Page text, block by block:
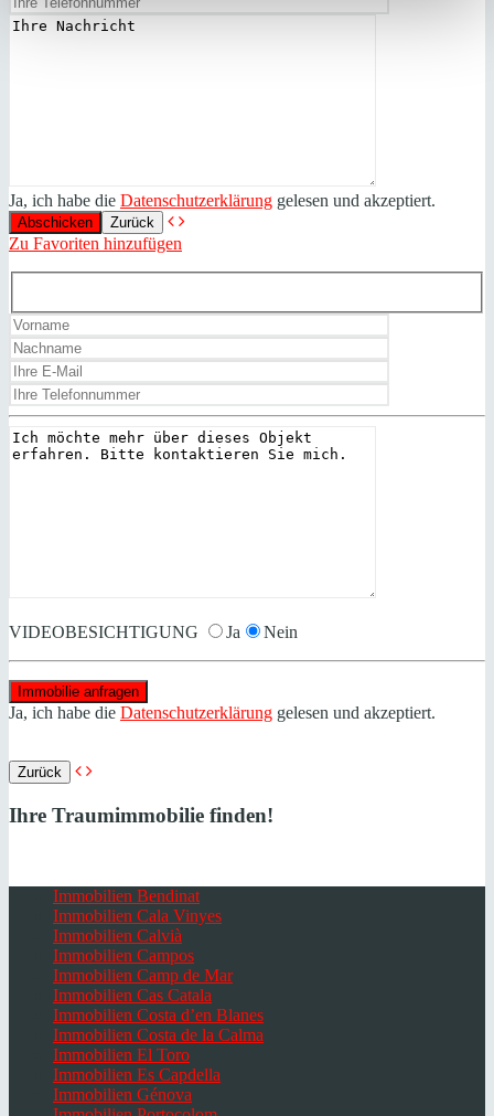
Ja, ich habe die Datenschutzerklärung gelesen und akzeptiert.
Zurück
Zu Favoriten hinzufügen
VIDEOBESICHTIGUNG Ja Nein
Ja, ich habe die Datenschutzerklärung gelesen und akzeptiert.
Zurück
Ihre Traumimmobilie finden!
Immobilien Bendinat
Immobilien Cala Vinyes
Immobilien Calvià
Immobilien Campos
Immobilien Camp de Mar
Immobilien Cas Catala
Immobilien Costa d’en Blanes
Immobilien Costa de la Calma
Immobilien El Toro
Immobilien Es Capdella
Immobilien Génova